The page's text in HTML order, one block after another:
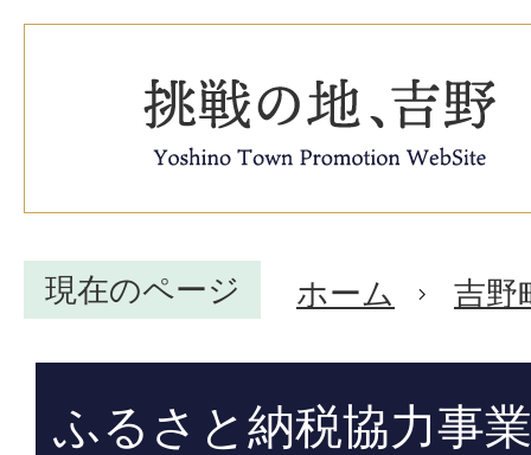
現在のページ ホーム 吉野
ふるさと納税協力事